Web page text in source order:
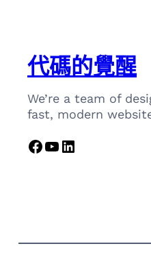
代碼的覺醒
We’re a team of
fast, modern
Facebook YouTube LinkedIn